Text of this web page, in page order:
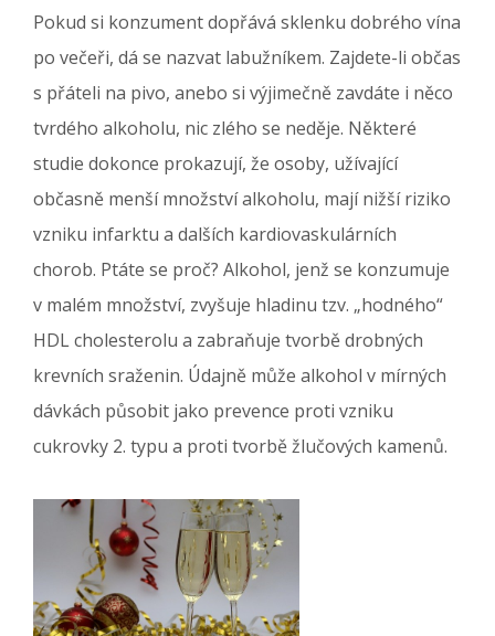
Pokud si konzument dopřává sklenku dobrého vína
po večeři, dá se nazvat labužníkem. Zajdete-li občas
s přáteli na pivo, anebo si výjimečně zavdáte i něco
tvrdého alkoholu, nic zlého se neděje. Některé
studie dokonce prokazují, že osoby, užívající
občasně menší množství alkoholu, mají nižší riziko
vzniku infarktu a dalších kardiovaskulárních
chorob. Ptáte se proč? Alkohol, jenž se konzumuje
v malém množství, zvyšuje hladinu tzv. „hodného“
HDL cholesterolu a zabraňuje tvorbě drobných
krevních sraženin. Údajně může alkohol v mírných
dávkách působit jako prevence proti vzniku
cukrovky 2. typu a proti tvorbě žlučových kamenů.